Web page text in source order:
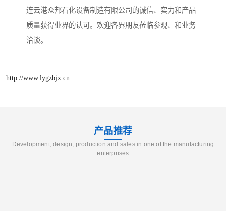
连云港众邦石化设备制造有限公司的诚信、实力和产品
质量获得业界的认可。欢迎各界朋友莅临参观、和业务
洽谈。
http://www.lygzbjx.cn
产品推荐
Development, design, production and sales in one of the manufacturing
enterprises